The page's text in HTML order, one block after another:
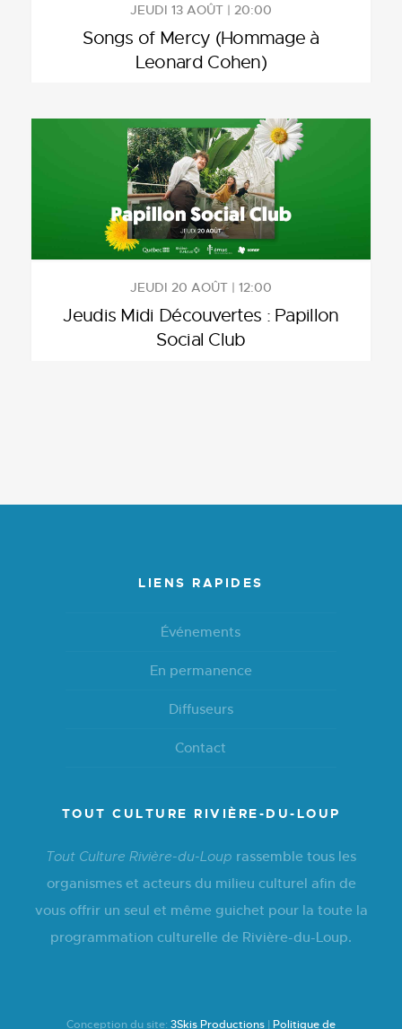
JEUDI 13 AOÛT | 20:00
Songs of Mercy (Hommage à
Leonard Cohen)
JEUDI 20 AOÛT | 12:00
Jeudis Midi Découvertes : Papillon
Social Club
LIENS RAPIDES
Événements
En permanence
Diffuseurs
Contact
TOUT CULTURE RIVIÈRE-DU-LOUP
Tout Culture Rivière-du-Loup rassemble tous les
organismes et acteurs du milieu culturel afin de
vous offrir un seul et même guichet pour la toute la
programmation culturelle de Rivière-du-Loup.
Conception du site: 3Skis Productions | Politique de